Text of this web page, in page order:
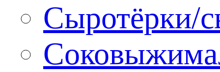
Сыротёрки/